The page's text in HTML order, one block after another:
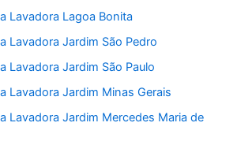
Lavadora Lagoa Bonita
Lavadora Jardim São Pedro
Lavadora Jardim São Paulo
Lavadora Jardim Minas Gerais
Lavadora Jardim Mercedes Maria de